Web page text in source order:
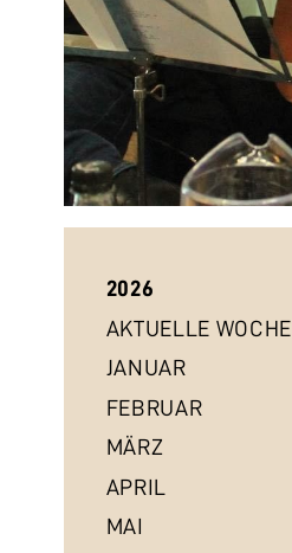
2026
AKTUELLE WOCHE
JANUAR
FEBRUAR
MÄRZ
APRIL
MAI